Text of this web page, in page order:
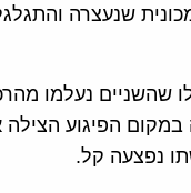
שנעצרה
שהשניים נעלמו
הפיגוע הצילה
נפצעה קל.